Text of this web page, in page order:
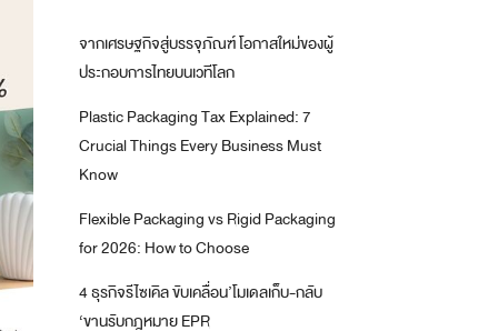
จากเศรษฐกิจสู่บรรจุภัณฑ์ โอกาสใหม่ของผู้
ประกอบการไทยบนเวทีโลก
Plastic Packaging Tax Explained: 7
Crucial Things Every Business Must
Know
Flexible Packaging vs Rigid Packaging
for 2026: How to Choose
4 ธุรกิจรีไซเคิล ขับเคลื่อน’โมเดลเก็บ-กลับ
‘ขานรับกฎหมาย EPR